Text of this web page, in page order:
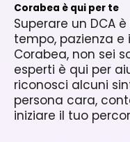
Corabea è qui per te
Superare un DCA
tempo, pazienza e
Corabea, non sei
esperti è qui per
riconosci alcuni
persona cara,
iniziare il tuo